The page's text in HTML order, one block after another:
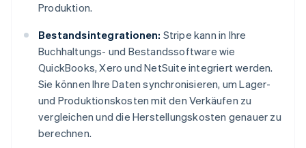
Produktion.
Bestandsintegrationen: Stripe kann in Ihre
Buchhaltungs- und Bestandssoftware wie
QuickBooks, Xero und NetSuite integriert werden.
Sie können Ihre Daten synchronisieren, um Lager-
und Produktionskosten mit den Verkäufen zu
vergleichen und die Herstellungskosten genauer zu
berechnen.